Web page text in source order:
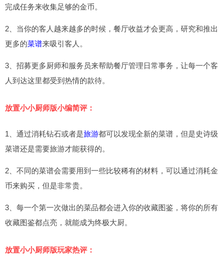
完成任务来收集足够的金币。
2、当你的客人越来越多的时候，餐厅收益才会更高，研究和推出
更多的菜谱来吸引客人。
3、招募更多厨师和服务员来帮助餐厅管理日常事务，让每一个客
人到达这里都受到热情的款待。
放置小小厨师版小编简评：
1、通过消耗钻石或者是旅游都可以发现全新的菜谱，但是史诗级
菜谱还是需要旅游才能获得的。
2、不同的菜谱会需要用到一些比较稀有的材料，可以通过消耗金
币来购买，但是非常贵。
3、每一个第一次做出的菜品都会进入你的收藏图鉴，将你的所有
收藏图鉴都点亮，就能成为终极大厨。
放置小小厨师版玩家热评：